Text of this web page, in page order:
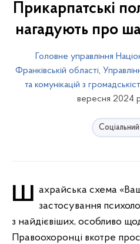
Прикарпатські
нагадують про
Головне управління
Франківській області,
та комунікацій з
вересня 2024
Шахрайська схема «Ваш родич у біді» через застосування
з найдієвіших, особливо
Правоохоронці вкотре